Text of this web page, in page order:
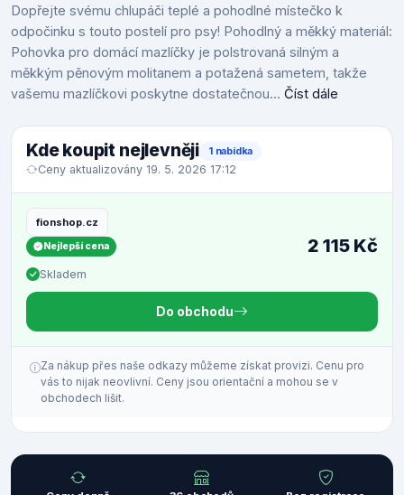
Dopřejte svému chlupáči teplé a pohodlné místečko k
odpočinku s touto postelí pro psy! Pohodlný a měkký materiál:
Pohovka pro domácí mazlíčky je polstrovaná silným a
měkkým pěnovým molitanem a potažená sametem, takže
vašemu mazlíčkovi poskytne dostatečnou... Číst dále
Kde koupit nejlevněji 1 nabídka
Ceny aktualizovány 19. 5. 2026 17:12
fionshop.cz
Nejlepší cena
Skladem
2 115 Kč
Do obchodu
Za nákup přes naše odkazy můžeme získat provizi. Cenu pro
vás to nijak neovlivní. Ceny jsou orientační a mohou se v
obchodech lišit.